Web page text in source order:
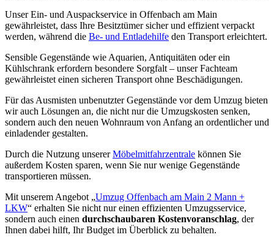
Unser Ein- und Auspackservice in Offenbach am Main
gewährleistet, dass Ihre Besitztümer sicher und effizient verpackt
werden, während die Be- und Entladehilfe den Transport erleichtert.
Sensible Gegenstände wie Aquarien, Antiquitäten oder ein
Kühlschrank erfordern besondere Sorgfalt – unser Fachteam
gewährleistet einen sicheren Transport ohne Beschädigungen.
Für das Ausmisten unbenutzter Gegenstände vor dem Umzug bieten
wir auch Lösungen an, die nicht nur die Umzugskosten senken,
sondern auch den neuen Wohnraum von Anfang an ordentlicher und
einladender gestalten.
Durch die Nutzung unsererMöbelmitfahrzentrale können Sie
außerdem Kosten sparen, wenn Sie nur wenige Gegenstände
transportieren müssen.
Mit unserem Angebot „Umzug Offenbach am Main 2 Mann +
LKW“ erhalten Sie nicht nur einen effizienten Umzugsservice,
sondern auch einen durchschaubaren Kostenvoranschlag, der
Ihnen dabei hilft, Ihr Budget im Überblick zu behalten.